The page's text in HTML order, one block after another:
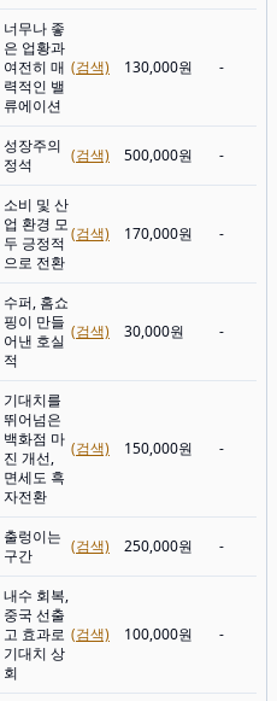
너무나 좋
은 업황과
여전히 매
력적인 밸
류에이션
(검색) 130,000원 -
성장주의
정석
(검색) 500,000원 -
소비 및 산
업 환경 모
두 긍정적
으로 전환
(검색) 170,000원 -
수퍼, 홈쇼
핑이 만들
어낸 호실
적
(검색) 30,000원 -
기대치를
뛰어넘은
백화점 마
진 개선,
면세도 흑
자전환
(검색) 150,000원 -
출렁이는
구간
(검색) 250,000원 -
내수 회복,
중국 선출
고 효과로
기대치 상
회
(검색) 100,000원 -